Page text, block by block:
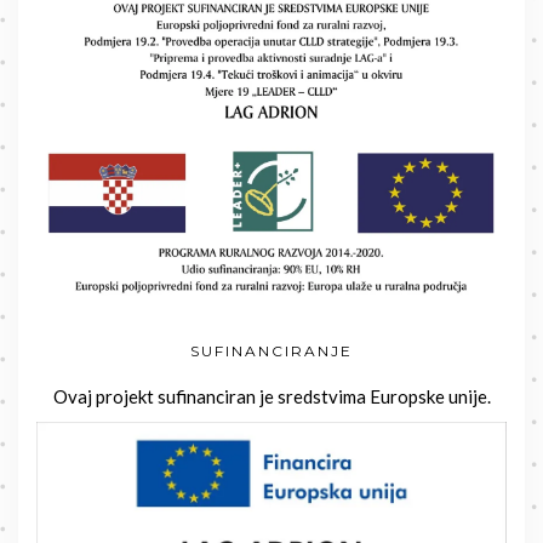
SUFINANCIRANJE
Ovaj projekt sufinanciran je sredstvima Europske unije.